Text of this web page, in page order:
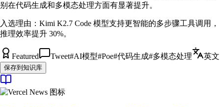
别在代码生成和多模态处理方面有显著提升。
入选理由： Kimi K2.7 Code 模型支持更智能的多步骤工具调用，
推理效率提升 30%。
Featured Tweet#AI模型#Poe#代码生成#多模态处理 英文
保存到知识库